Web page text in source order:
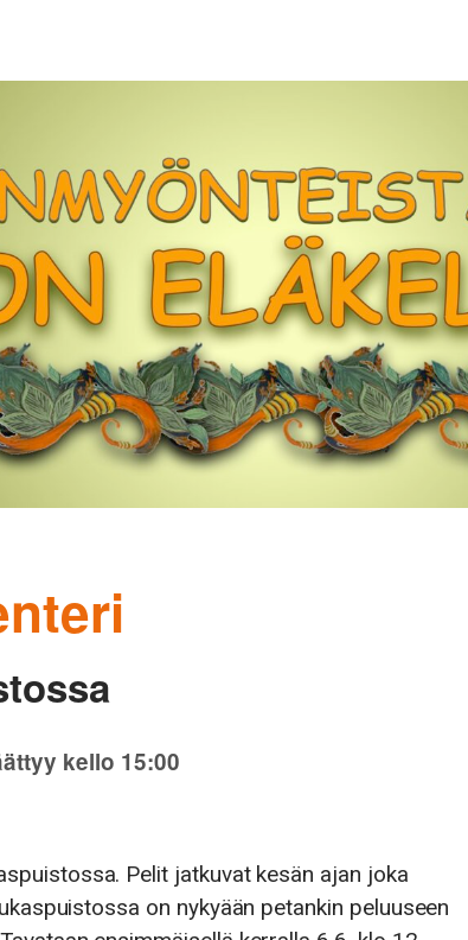
kello 15:00
Pelit jatkuvat kesän ajan joka
on nykyään petankin peluuseen